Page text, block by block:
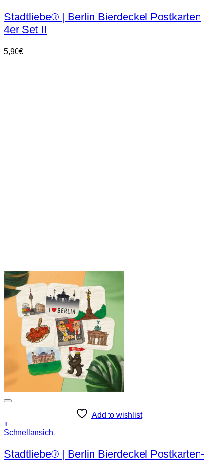
Stadtliebe® | Berlin Bierdeckel Postkarten
4er Set II
5,90€
Add to wishlist
+
Schnellansicht
Stadtliebe® | Berlin Bierdeckel Postkarten-